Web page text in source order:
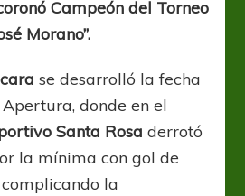
Clásico
Campeón del Torneo
Morano”.
se desarrolló la fecha
donde en el
Santa Rosa derrotó
la mínima con gol de
complicando la